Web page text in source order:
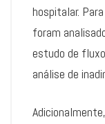
hospitalar.
foram
estudo de
análise de